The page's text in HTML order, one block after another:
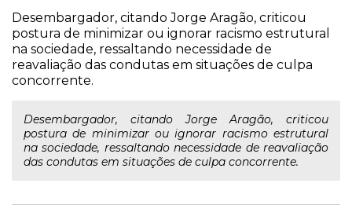
Desembargador, citando Jorge Aragão, criticou
postura de minimizar ou ignorar racismo estrutural
na sociedade, ressaltando necessidade de
reavaliação das condutas em situações de culpa
concorrente.
Desembargador, citando Jorge Aragão, criticou
postura de minimizar ou ignorar racismo estrutural
na sociedade, ressaltando necessidade de reavaliação
das condutas em situações de culpa concorrente.